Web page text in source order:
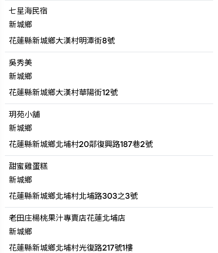
七星海民宿
新城鄉
花蓮縣新城鄉大漢村明潭街8號
吳秀美
新城鄉
花蓮縣新城鄉大漢村華陽街12號
玥苑小舖
新城鄉
花蓮縣新城鄉北埔村20鄰復興路187巷2號
甜蜜雞蛋糕
新城鄉
花蓮縣新城鄉北埔村北埔路303之3號
老田庄楊桃果汁專賣店花蓮北埔店
新城鄉
花蓮縣新城鄉北埔村光復路217號1樓